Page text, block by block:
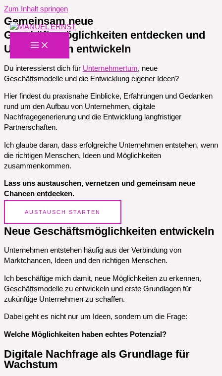
Zum Inhalt springen
Gemeinsam neue
Geschäftsmöglichkeiten entdecken und
Unternehmen entwickeln
Du interessierst dich für Unternehmertum, neue
Geschäftsmodelle und die Entwicklung eigener Ideen?
Hier findest du praxisnahe Einblicke, Erfahrungen und Gedanken
rund um den Aufbau von Unternehmen, digitale
Nachfragegenerierung und die Entwicklung langfristiger
Partnerschaften.
Ich glaube daran, dass erfolgreiche Unternehmen entstehen, wenn
die richtigen Menschen, Ideen und Möglichkeiten
zusammenkommen.
Lass uns austauschen, vernetzen und gemeinsam neue
Chancen entdecken.
AUSTAUSCH STARTEN
Neue Geschäftsmöglichkeiten entwickeln
Unternehmen entstehen häufig aus der Verbindung von
Marktchancen, Ideen und den richtigen Menschen.
Ich beschäftige mich damit, neue Möglichkeiten zu erkennen,
Geschäftsmodelle zu entwickeln und erste Grundlagen für
zukünftige Unternehmen zu schaffen.
Dabei geht es nicht nur um Ideen, sondern um die Frage:
Welche Möglichkeiten haben echtes Potenzial?
Digitale Nachfrage als Grundlage für
Wachstum